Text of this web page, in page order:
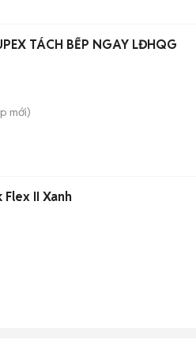
HỘ 1P NGỦ DUPEX TÁCH BẾP NGAY LĐHQG
mới)
II Xanh